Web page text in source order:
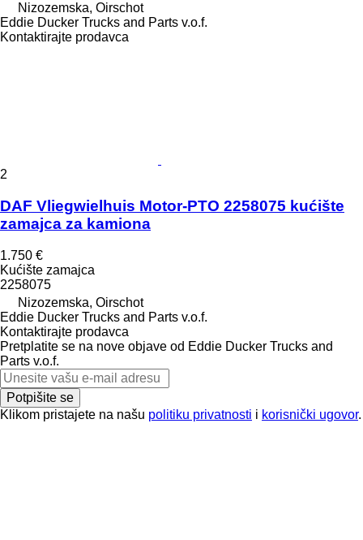
Nizozemska, Oirschot
Eddie Ducker Trucks and Parts v.o.f.
Kontaktirajte prodavca
2
DAF Vliegwielhuis Motor-PTO 2258075 kućište
zamajca za kamiona
1.750 €
Kućište zamajca
2258075
Nizozemska, Oirschot
Eddie Ducker Trucks and Parts v.o.f.
Kontaktirajte prodavca
Pretplatite se na nove objave od Eddie Ducker Trucks and
Parts v.o.f.
Potpišite se
Klikom pristajete na našu politiku privatnosti i korisnički ugovor.